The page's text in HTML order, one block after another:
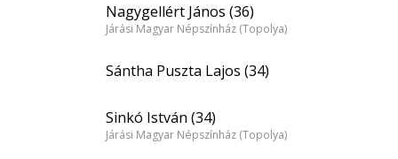
Nagygellért János (36)
Járási Magyar Népszínház (Topolya)
Sántha Puszta Lajos (34)
Sinkó István (34)
Járási Magyar Népszínház (Topolya)